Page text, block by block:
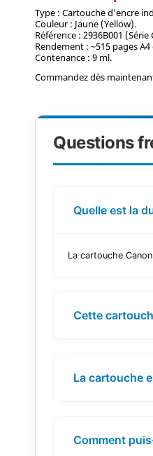
Type : Cartouche d'encre
Couleur : Jaune (Yellow).
Référence : 2936B001 (Série
Rendement : ~515 pages
Contenance : 9 ml.
Commandez dès
Questions
Quelle est la
La cartouche
Cette
La cartouche
Comment